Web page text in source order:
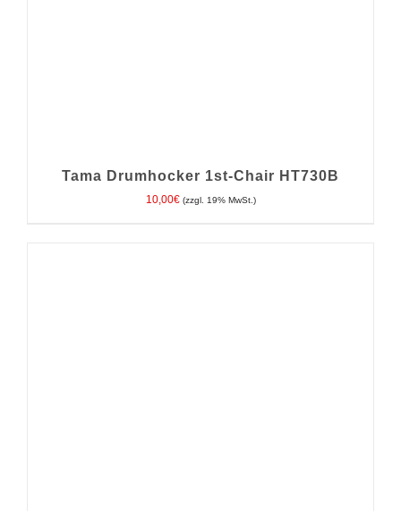
Tama Drumhocker 1st-Chair HT730B
10,00€ (zzgl. 19% MwSt.)